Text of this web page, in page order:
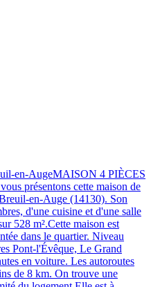
en-AugeMAISON 4 PIÈCES
présentons cette maison de
en-Auge (14130). Son
d'une cuisine et d'une salle
528 m².Cette maison est
dans le quartier. Niveau
Pont-l'Évêque, Le Grand
en voiture. Les autoroutes
de 8 km. On trouve une